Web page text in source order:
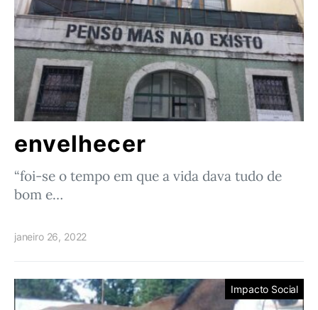
envelhecer
“foi-se o tempo em que a vida dava tudo de
bom e…
janeiro 26, 2022
Impacto Social